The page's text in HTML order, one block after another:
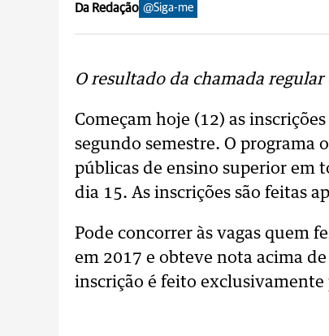
Da Redação @Siga-me
O resultado da chamada
Começam hoje (12) as
segundo semestre. O programa
públicas de ensino superior em
dia 15. As inscrições são feitas
Pode concorrer às vagas quem
em 2017 e obteve nota acima
inscrição é feito